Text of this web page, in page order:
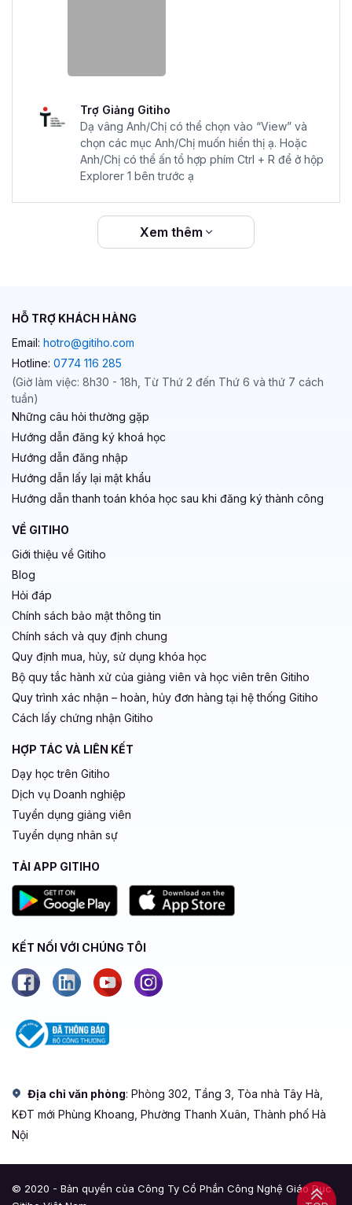
Trợ Giảng Gitiho
Dạ vâng Anh/Chị có thể chọn vào “View” và
chọn các mục Anh/Chị muốn hiển thị ạ. Hoặc
Anh/Chị có thể ấn tổ hợp phím Ctrl + R để ở hộp
Explorer 1 bên trước ạ
Xem thêm
HỖ TRỢ KHÁCH HÀNG
Email: hotro@gitiho.com
Hotline: 0774 116 285
(Giờ làm việc: 8h30 - 18h, Từ Thứ 2 đến Thứ 6 và thứ 7 cách
tuần)
Những câu hỏi thường gặp
Hướng dẫn đăng ký khoá học
Hướng dẫn đăng nhập
Hướng dẫn lấy lại mật khẩu
Hướng dẫn thanh toán khóa học sau khi đăng ký thành công
VỀ GITIHO
Giới thiệu về Gitiho
Blog
Hỏi đáp
Chính sách bảo mật thông tin
Chính sách và quy định chung
Quy định mua, hủy, sử dụng khóa học
Bộ quy tắc hành xử của giảng viên và học viên trên Gitiho
Quy trình xác nhận – hoàn, hủy đơn hàng tại hệ thống Gitiho
Cách lấy chứng nhận Gitiho
HỢP TÁC VÀ LIÊN KẾT
Dạy học trên Gitiho
Dịch vụ Doanh nghiệp
Tuyển dụng giảng viên
Tuyển dụng nhân sự
TẢI APP GITIHO
KẾT NỐI VỚI CHÚNG TÔI
Địa chỉ văn phòng: Phòng 302, Tầng 3, Tòa nhà Tây Hà,
KĐT mới Phùng Khoang, Phường Thanh Xuân, Thành phố Hà
Nội
© 2020 - Bản quyền của Công Ty Cổ Phần Công Nghệ Giáo Dục